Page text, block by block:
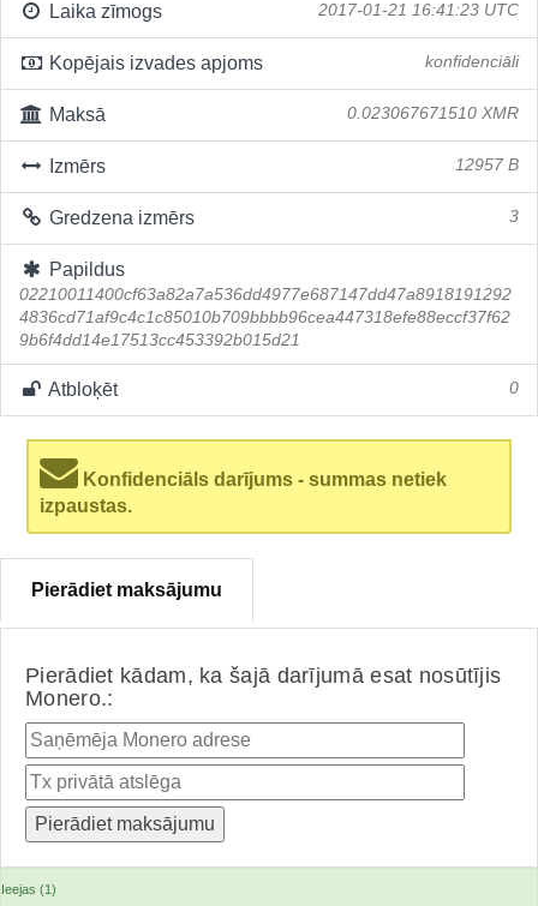
Laika zīmogs 2017-01-21 16:41:23 UTC
Kopējais izvades apjoms konfidenciāli
Maksā 0.023067671510 XMR
Izmērs 12957 B
Gredzena izmērs 3
Papildus
02210011400cf63a82a7a536dd4977e687147dd47a8918191292
4836cd71af9c4c1c85010b709bbbb96cea447318efe88eccf37f62
9b6f4dd14e17513cc453392b015d21
Atbloķēt 0
Konfidenciāls darījums - summas netiek
izpaustas.
Pierādiet maksājumu
Pierādiet kādam, ka šajā darījumā esat nosūtījis
Monero.:
Ieejas (1)